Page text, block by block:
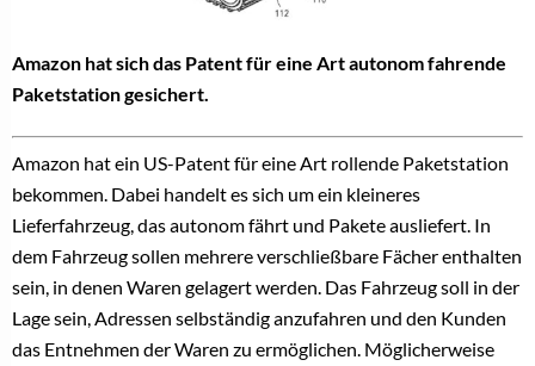
Amazon hat sich das Patent für eine Art autonom fahrende
Paketstation gesichert.
Amazon hat ein US-Patent für eine Art rollende Paketstation
bekommen. Dabei handelt es sich um ein kleineres
Lieferfahrzeug, das autonom fährt und Pakete ausliefert. In
dem Fahrzeug sollen mehrere verschließbare Fächer enthalten
sein, in denen Waren gelagert werden. Das Fahrzeug soll in der
Lage sein, Adressen selbständig anzufahren und den Kunden
das Entnehmen der Waren zu ermöglichen. Möglicherweise